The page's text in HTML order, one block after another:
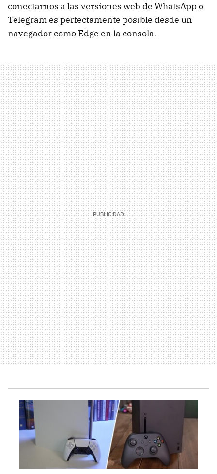
conectarnos a las versiones web de WhatsApp o
Telegram es perfectamente posible desde un
navegador como Edge en la consola.